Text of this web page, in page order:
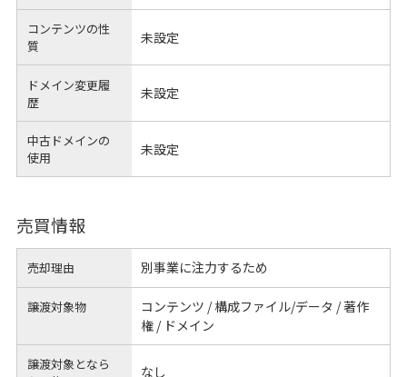
コンテンツの性
質
未設定
ドメイン変更履
歴
未設定
中古ドメインの
使用
未設定
売買情報
売却理由 別事業に注力するため
譲渡対象物
コンテンツ / 構成ファイル/データ / 著作
権 / ドメイン
譲渡対象となら
なし